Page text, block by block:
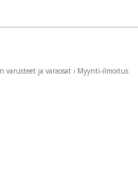
varusteet ja varaosat › Myynti-ilmoitus